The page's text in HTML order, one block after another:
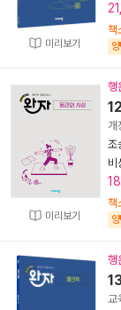
미리보기
책
미리보기
행
개
조
비
책
행
교